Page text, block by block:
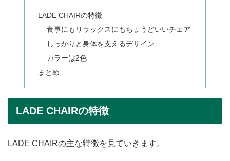
LADE CHAIRの特徴
食事にもリラックスにもちょうどいいチェア
しっかりと身体を支えるデザイン
カラーは2色
まとめ
LADE CHAIRの特徴
LADE CHAIRの主な特徴を見ていきます。